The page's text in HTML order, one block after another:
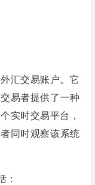
汇交易账户。它
易者提供了一种
实时交易平台，
同时观察该系统
：